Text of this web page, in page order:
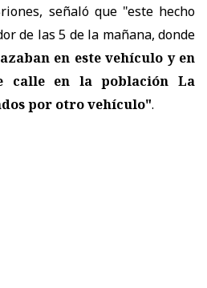
señaló que "este hecho
de las 5 de la mañana, donde
en este vehículo y en
calle en la población La
por otro vehículo".